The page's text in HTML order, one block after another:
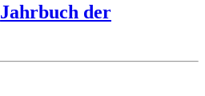
Jahrbuch der